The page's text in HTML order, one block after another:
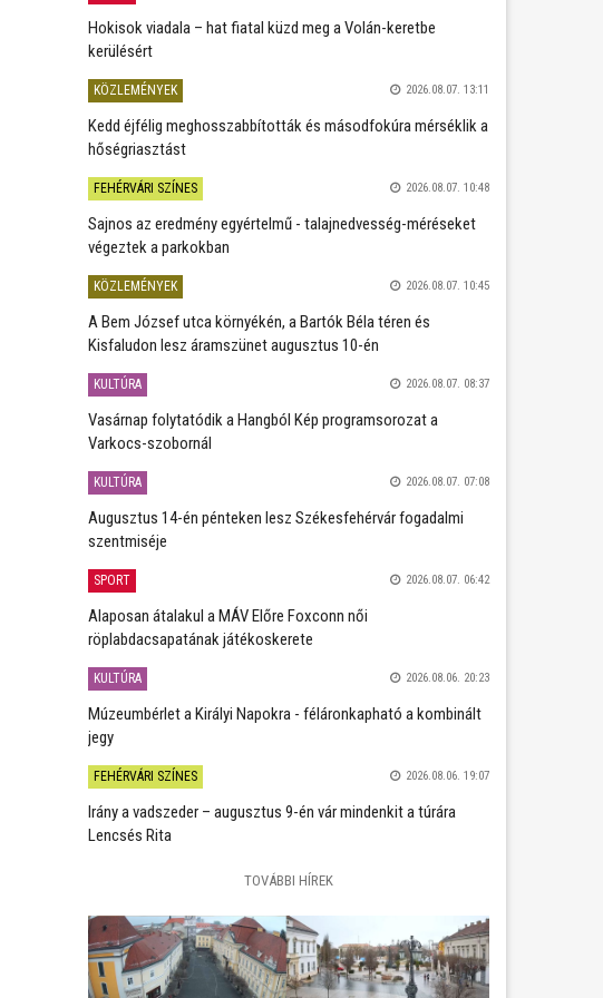
Hokisok viadala – hat fiatal küzd meg a Volán-keretbe
kerülésért
KÖZLEMÉNYEK 2026.08.07. 13:11
Kedd éjfélig meghosszabbították és másodfokúra mérséklik a
hőségriasztást
FEHÉRVÁRI SZÍNES 2026.08.07. 10:48
Sajnos az eredmény egyértelmű - talajnedvesség-méréseket
végeztek a parkokban
KÖZLEMÉNYEK 2026.08.07. 10:45
A Bem József utca környékén, a Bartók Béla téren és
Kisfaludon lesz áramszünet augusztus 10-én
KULTÚRA 2026.08.07. 08:37
Vasárnap folytatódik a Hangból Kép programsorozat a
Varkocs-szobornál
KULTÚRA 2026.08.07. 07:08
Augusztus 14-én pénteken lesz Székesfehérvár fogadalmi
szentmiséje
SPORT 2026.08.07. 06:42
Alaposan átalakul a MÁV Előre Foxconn női
röplabdacsapatának játékoskerete
KULTÚRA 2026.08.06. 20:23
Múzeumbérlet a Királyi Napokra - féláronkapható a kombinált
jegy
FEHÉRVÁRI SZÍNES 2026.08.06. 19:07
Irány a vadszeder – augusztus 9-én vár mindenkit a túrára
Lencsés Rita
TOVÁBBI HÍREK